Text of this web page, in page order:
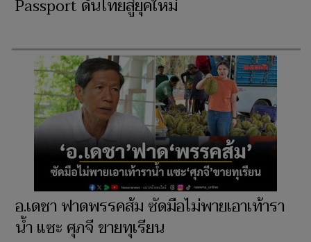
Passport ดันไทยสู่ยุคใหม่
อ.เดชา ฟาดพรรคส้ม ซัดมือไม่พายเอาเท้ารา
น้ำ แซะ ศุภจี ขายทุเรียน